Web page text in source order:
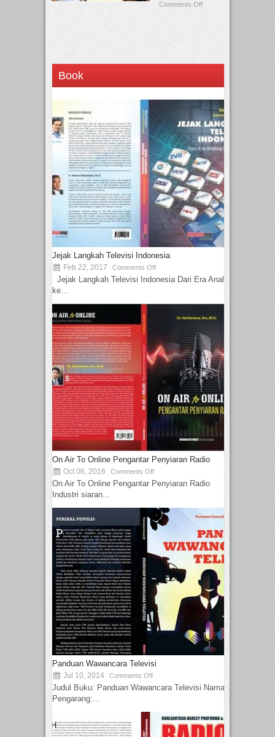
Comments Off
Book
Jejak Langkah Televisi Indonesia
Feb 22, 2017 Comments Off
Jejak Langkah Televisi Indonesia Dari Era Analog
ke...
On Air To Online Pengantar Penyiaran Radio
Oct 06, 2016 Comments Off
On Air To Online Pengantar Penyiaran Radio
Industri siaran...
Panduan Wawancara Televisi
Jul 10, 2014 Comments Off
Judul Buku: Panduan Wawancara Televisi Nama
Pengarang:...